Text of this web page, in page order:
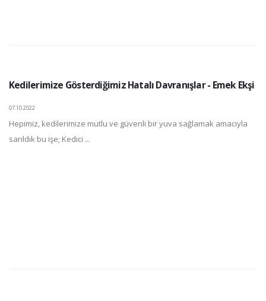
Kedilerimize Gösterdiğimiz Hatalı Davranışlar - Emek Ekşi
07.10.2022
Hepimiz, kedilerimize mutlu ve güvenli bir yuva sağlamak amacıyla
sarıldık bu işe; Kedici ...